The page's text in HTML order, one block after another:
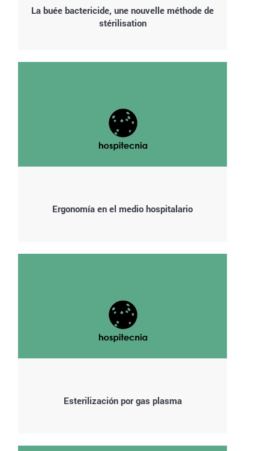
La buée bactericide, une nouvelle méthode de
stérilisation
Ergonomía en el medio hospitalario
Esterilización por gas plasma